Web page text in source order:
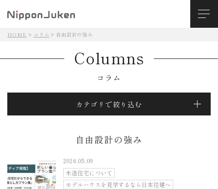
HOME コラム 自由設計の強み
Columns
コラム
カテゴリで絞り込む
自由設計の強み
2026.05.09
木造住宅について
モデルハウスを見学するなら日本住建へ